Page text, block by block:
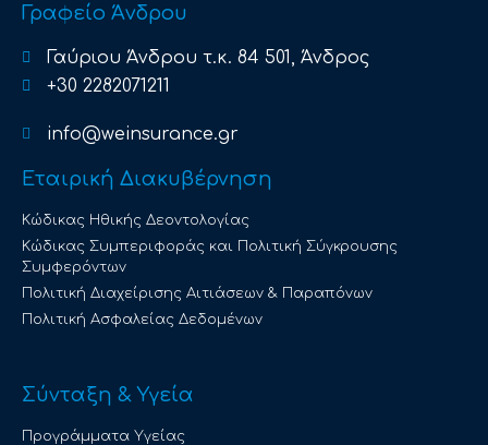
Γραφείο Άνδρου
Γαύριου Άνδρου τ.κ. 84 501, Άνδρος
+30 2282071211
info@weinsurance.gr
Εταιρική Διακυβέρνηση
Κώδικας Ηθικής Δεοντολογίας
Κώδικας Συμπεριφοράς και Πολιτική Σύγκρουσης
Συμφερόντων
Πολιτική Διαχείρισης Αιτιάσεων & Παραπόνων
Πολιτική Ασφαλείας Δεδομένων
Σύνταξη & Υγεία
Προγράμματα Υγείας